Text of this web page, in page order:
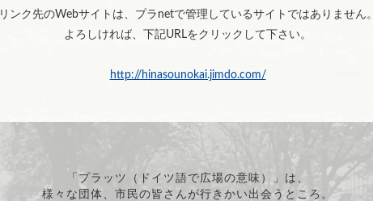
リンク先のWebサイトは、プラnetで管理しているサイトではありません。
よろしければ、下記URLをクリックして下さい。
http://hinasounokai.jimdo.com/
「プラッツ（ドイツ語で広場の意味）」は、
様々な団体、市民の皆さんが行きかい出会うところ。